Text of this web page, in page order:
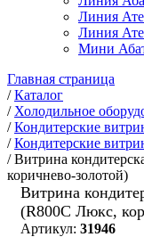
Линия
Линия
Мини
Главная страница
/Каталог
/ Холодильное
/Кондитерские
/Кондитерские
/Витрина
коричнево-золотой)
Витрина
(R800C Люкс,
Артикул: 31946